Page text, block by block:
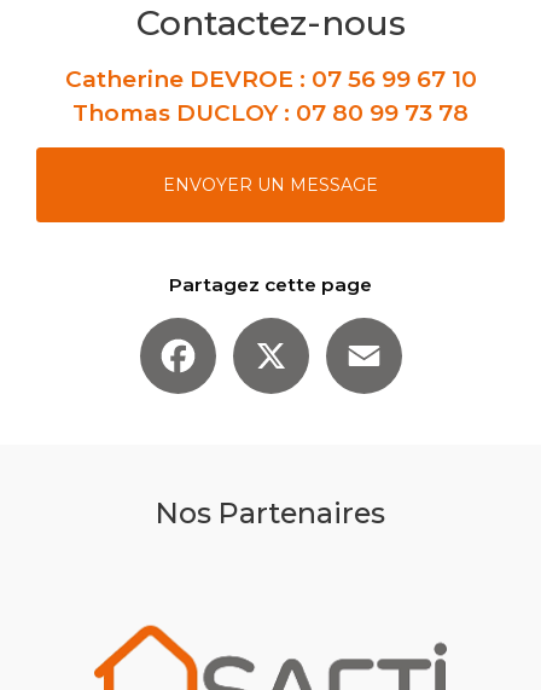
Contactez-nous
Catherine DEVROE : 07 56 99 67 10
Thomas DUCLOY : 07 80 99 73 78
ENVOYER UN MESSAGE
Partagez cette page
Facebook
Nos Partenaires